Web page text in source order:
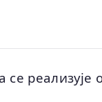
реализује